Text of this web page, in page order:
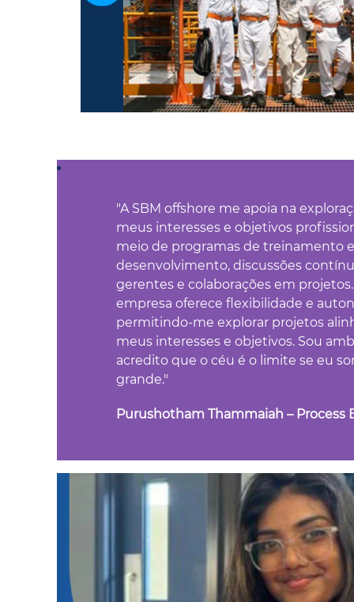
"A SBM offshore me apoia na
meus interesses e objetivos
meio de programas de treinamento e
desenvolvimento, discussões
gerentes e colaborações em
empresa oferece flexibilidade e
permitindo-me explorar projetos
meus interesses e objetivos. Sou
acredito que o céu é o limite se eu
grande."
Purushotham Thammaiah – Process